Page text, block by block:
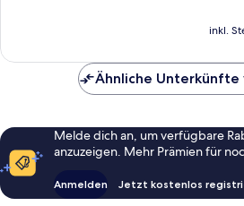
inkl.
Ähnliche Unterkünfte
Melde dich an, um verfügbare
anzuzeigen. Mehr Prämien für
Anmelden Jetzt kostenlos